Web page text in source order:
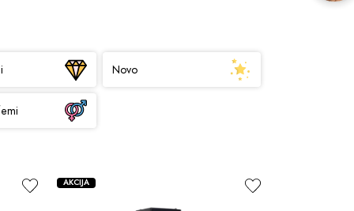
Novo
AKCIJA